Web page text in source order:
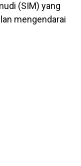
(SIM) yang
mengendarai